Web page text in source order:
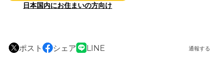
日本国内にお住まいの方向け
ポスト シェア LINE 通報する